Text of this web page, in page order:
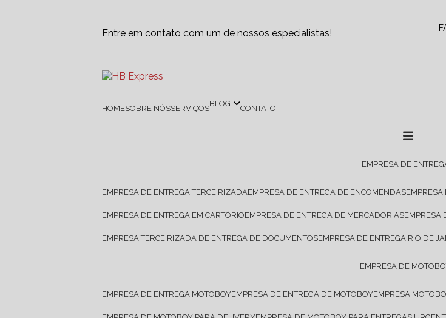
Entre em contato com um de nossos especialistas!
HOME SOBRE NÓS SERVIÇOS BLOG CONTATO
EMPRESA DE
EMPRESA DE ENTREGA TERCEIRIZADA EMPRESA DE ENTREGA DE ENCOMENDAS
EMPRESA DE ENTREGA EM CARTÓRIO EMPRESA DE ENTREGA DE MERCADORIAS
EMPRESA TERCEIRIZADA DE ENTREGA DE DOCUMENTOS EMPRESA DE ENTREGA RIO DE
EMPRESA DE
EMPRESA DE ENTREGA MOTOBOY EMPRESA DE ENTREGA DE MOTOBOY EMPRESA